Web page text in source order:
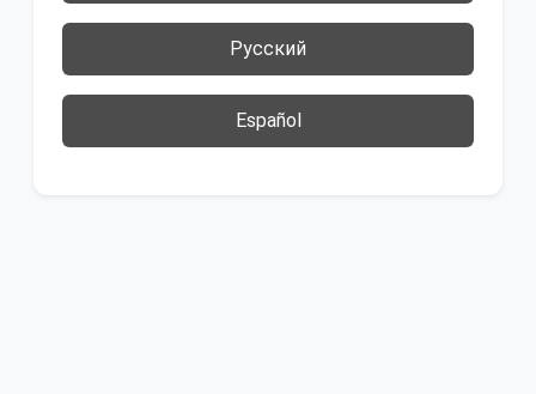
Русский
Español